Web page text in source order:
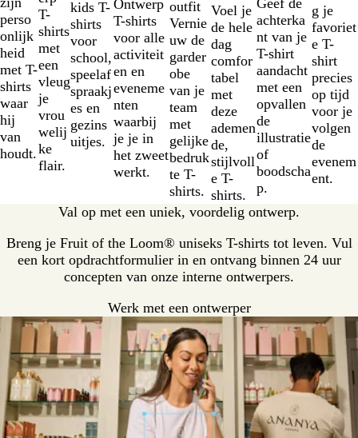
perso
onlijk
heid
met T-
shirts
waar
hij
van
houdt.
T-
shirts
met
een
vleug
je
vrou
welij
ke
flair.
kids T-
shirts
voor
school,
speelaf
spraakj
es en
gezins
uitjes.
Ontwerp
T-shirts
voor alle
activiteit
en en
eveneme
nten
waarbij
je je in
het zweet
werkt.
outfit
Vernie
uw de
garder
obe
van je
team
met
gelijke
bedruk
te T-
shirts.
Voel je
de hele
dag
comfor
tabel
met
deze
ademen
de,
stijlvoll
e T-
shirts.
Geef de
achterka
nt van je
T-shirt
aandacht
met een
opvallen
de
illustratie
of
boodscha
p.
g je
favoriet
e T-
shirt
precies
op tijd
voor je
volgen
de
evenem
ent.
Val op met een uniek, voordelig ontwerp.
Breng je Fruit of the Loom® uniseks T-shirts tot leven. Vul
een kort opdrachtformulier in en ontvang binnen 24 uur
concepten van onze interne ontwerpers.
Werk met een ontwerper